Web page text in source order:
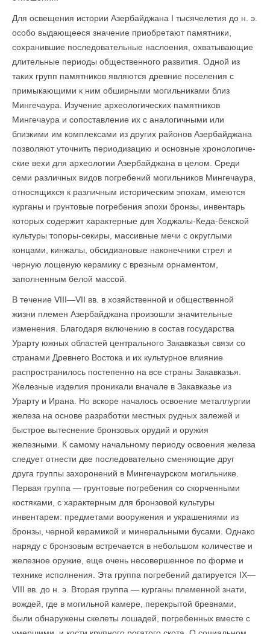
Для освещения истории Азербайджана I тысячелетия до н. э.
особо выдающееся значение приобретают памятники,
сохранившие последо­вательные наслоения, охватывающие
длительные периоды общественного развития. Одной из
таких групп памятников являются древние поселения с
примыкающими к ним обширными могильниками близ
Мингечаура. Изучение археологических памятников
Мингечаура и сопоставление их с аналогичными или
близкими им комплексами из других районов Азер­байджана
позволяют уточнить периодизацию и основные хронологиче­
ские вехи для археологии Азербайджана в целом. Среди
семи различных видов погребений могильников Мингечаура,
относящихся к различным историческим эпохам, имеются
курганы и грунтовые погребения эпохи бронзы, инвентарь
которых содержит характерные для Ходжалы-Кеда-бекской
культуры топоры-секиры, массивные мечи с округлыми
концами, кинжалы, обсидиановые наконечники стрел и
черную лощеную керамику с врезным орнаментом,
заполненным белой массой.
В течение VIII—VII вв. в хозяйственной и общественной
жизни племен Азербайджана произошли значительные
изменения. Благодаря включению в состав государства
Урарту южных областей центрального Закавказья связи со
странами Древнего Востока и их культурное влияние
распространилось постепенно на все страны Закавказья.
Железные из­делия проникали вначале в Закавказье из
Урарту и Ирана. Но вскоре началось освоение металлургии
железа на основе разработки местных рудных залежей и
быстрое вытеснение бронзовых орудий и оружия
железными. К самому начальному периоду освоения железа
следует отнести две последовательно сменяющие друг
друга группы захоронений в Мингечаурском могильнике.
Первая группа — грунтовые погребения со скорченными
костяками, с характерным для бронзовой культуры
инвентарем: предметами вооружения и украшениями из
бронзы, черной керамикой и минеральными бусами. Однако
наряду с бронзовым встречается в небольшом количестве и
железное оружие, еще очень несовершенное по форме и
технике исполнения. Эта группа погребений датируется IX—
VIII вв. до н. э. Вторая группа — курганы племенной знати,
вождей, где в могильной камере, перекрытой бревнами,
были обнаружены скелеты лошадей, погребенных вместе с